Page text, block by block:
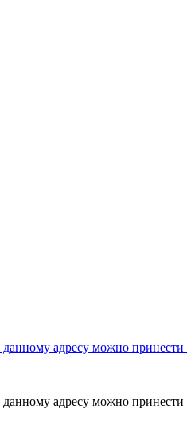
адресу можно принести
адресу можно принести